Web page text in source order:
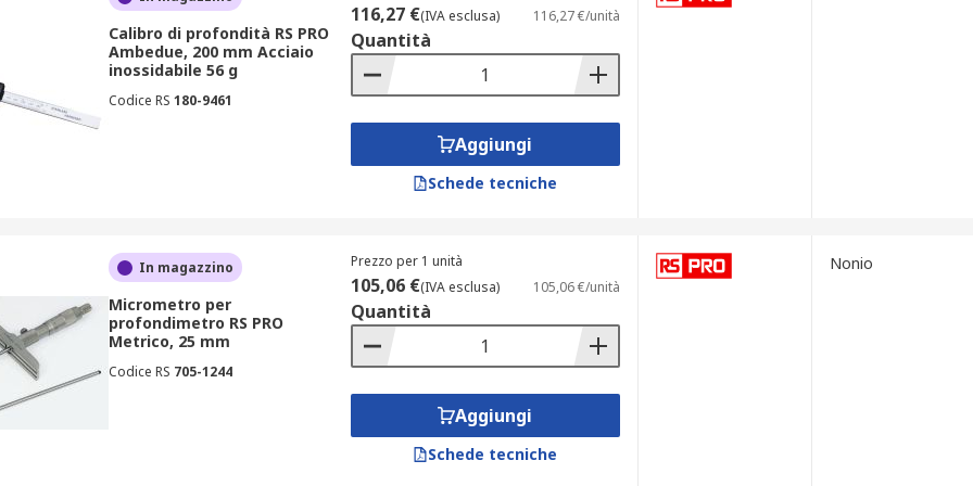
parti meccaniche, come cuscinetti o ingranaggi
lavorazioni metalliche e nella produzione di componenti meccanici
sedi di giunzione nelle lavorazioni del legno e nella carpenteria
dei pneumatici nell'industria automobilistica
RS PRO.
Calibro di profondità RS PRO
Ambedue, 200 mm Acciaio
inossidabile 56 g
Codice RS 180-9461
116,27 €(IVA esclusa) 116,27 €/unità
Quantità
Aggiungi
Schede tecniche
In magazzino
Micrometro per
profondimetro RS PRO
Metrico, 25 mm
Codice RS 705-1244
Prezzo per 1 unità
105,06 €(IVA esclusa) 105,06 €/unità
Quantità
Aggiungi
Schede tecniche
Nonio